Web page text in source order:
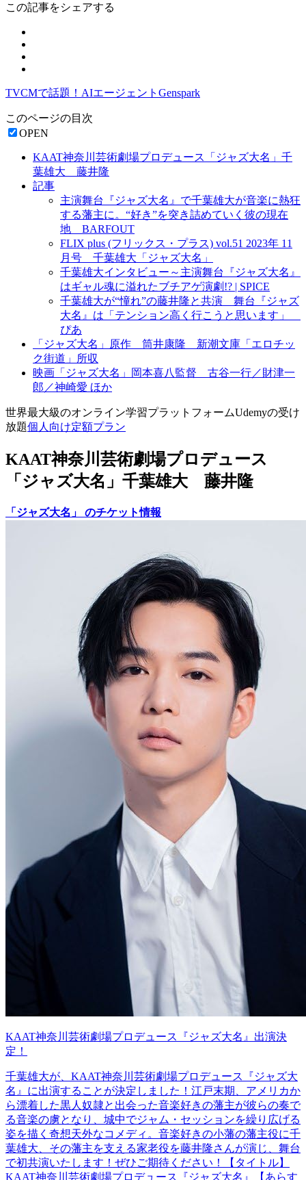
この記事をシェアする
TVCMで話題！AIエージェントGenspark
このページの目次
OPEN
KAAT神奈川芸術劇場プロデュース「ジャズ大名」千
葉雄大 藤井隆
記事
主演舞台『ジャズ大名』で千葉雄大が音楽に熱狂
する藩主に。“好き”を突き詰めていく彼の現在
地 BARFOUT
FLIX plus (フリックス・プラス) vol.51 2023年 11
月号 千葉雄大「ジャズ大名」
千葉雄大インタビュー～主演舞台『ジャズ大名』
はギャル魂に溢れたブチアゲ演劇!? | SPICE
千葉雄大が“憧れ”の藤井隆と共演 舞台『ジャズ
大名』は「テンション高く行こうと思います」
ぴあ
「ジャズ大名」原作 筒井康隆 新潮文庫「エロチッ
ク街道」所収
映画「ジャズ大名」岡本喜八監督 古谷一行／財津一
郎／神崎愛 ほか
世界最大級のオンライン学習プラットフォームUdemyの受け
放題個人向け定額プラン
KAAT神奈川芸術劇場プロデュース
「ジャズ大名」千葉雄大 藤井隆
「ジャズ大名」 のチケット情報
KAAT神奈川芸術劇場プロデュース『ジャズ大名』出演決
定！
千葉雄大が、KAAT神奈川芸術劇場プロデュース『ジャズ大
名』に出演することが決定しました！江戸末期、アメリカか
ら漂着した黒人奴隷と出会った音楽好きの藩主が彼らの奏で
る音楽の虜となり、城中でジャム・セッションを繰り広げる
姿を描く奇想天外なコメディ。音楽好きの小藩の藩主役に千
葉雄大、その藩主を支える家老役を藤井隆さんが演じ、舞台
で初共演いたします！ぜひご期待ください！【タイトル】
KAAT神奈川芸術劇場プロデュース『ジャズ大名』【あらす